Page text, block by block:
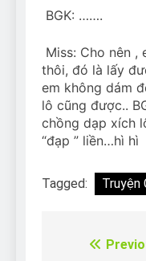
BGK: …….
Miss: Cho nên
thôi, đó là lấy
em không dám
lô cũng được..
chồng dạp xích
“đạp ” liền…hì hì
Tagged: Truyện
Điều